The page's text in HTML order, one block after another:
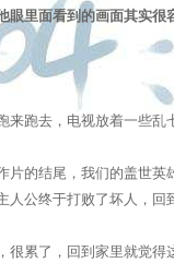
眼里面看到的画面其实很
来跑去，电视放着一些
片的结尾，我们的盖世
人公终于打败了坏人，
很累了，回到家里就觉